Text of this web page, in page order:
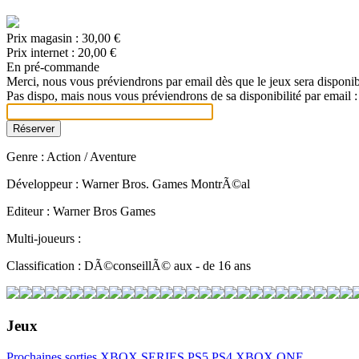
Prix magasin : 30,00 €
Prix internet : 20,00 €
En pré-commande
Merci, nous vous préviendrons par email dès que le jeux sera
Pas dispo, mais nous vous préviendrons de sa disponibilité par email :
Genre : Action / Aventure
Développeur : Warner Bros. Games MontrÃ©al
Editeur : Warner Bros Games
Multi-joueurs :
Classification : DÃ©conseillÃ© aux - de 16 ans
Jeux